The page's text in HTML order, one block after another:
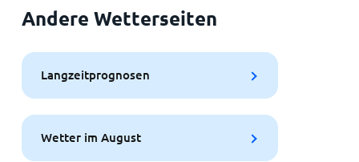
Andere Wetterseiten
Langzeitprognosen
Wetter im August